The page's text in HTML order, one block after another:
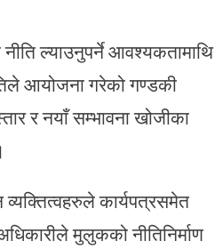
ल्याउनुपर्ने आवश्यकतामाथि
आयोजना गरेको गण्डकी
र नयाँ सम्भावना खोजीका
व्यक्तित्वहरुले कार्यपत्रसमेत
मुलुकको नीतिनिर्माण